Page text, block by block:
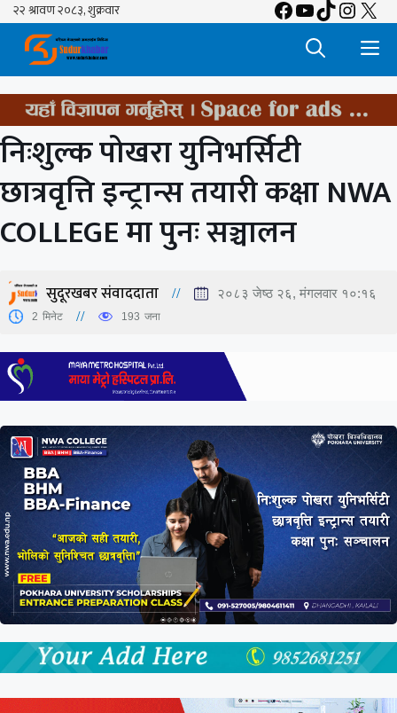
Skip
content
Facebook
YouTube
TikTok
X
निःशुल्क पोखरा युनिभर्सिटी
छात्रवृत्ति इन्ट्रान्स तयारी कक्षा NWA
COLLEGE मा पुनः सञ्चालन
सुदूरखबर संवाददाता २०८३ जेष्ठ २६, मंगलवार १०:१६
2 मिनेट 193 जना